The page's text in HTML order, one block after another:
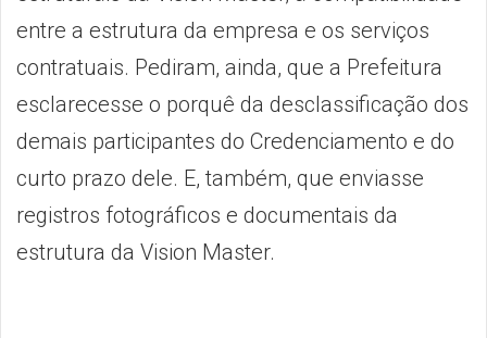
entre a estrutura da empresa e os serviços
contratuais. Pediram, ainda, que a Prefeitura
esclarecesse o porquê da desclassificação dos
demais participantes do Credenciamento e do
curto prazo dele. E, também, que enviasse
registros fotográficos e documentais da
estrutura da Vision Master.